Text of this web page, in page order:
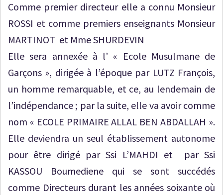
Comme premier directeur elle a connu Monsieur
ROSSI et comme premiers enseignants Monsieur
MARTINOT et Mme SHURDEVIN
Elle sera annexée à l’ « Ecole Musulmane de
Garçons », dirigée à l’époque par LUTZ François,
un homme remarquable, et ce, au lendemain de
l’indépendance ; par la suite, elle va avoir comme
nom « ECOLE PRIMAIRE ALLAL BEN ABDALLAH ».
Elle deviendra un seul établissement autonome
pour être dirigé par Ssi L’MAHDI et par Ssi
KASSOU Boumediene qui se sont succédés
comme Directeurs durant les années soixante où